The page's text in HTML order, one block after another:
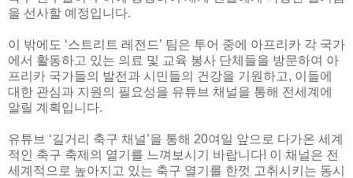
을 선사할 예정입니다.
이 밖에도 ‘스트리트 레전드’ 팀은 투어 중에 아프리카 각 국가
에서 활동하고 있는 의료 및 교육 봉사 단체들을 방문하여 아
프리카 국가들의 발전과 시민들의 건강을 기원하고, 이들에
대한 관심과 지원의 필요성을 유튜브 채널을 통해 전세계에
알릴 계획입니다.
유튜브 ‘길거리 축구 채널’을 통해 20여일 앞으로 다가온 세계
적인 축구 축제의 열기를 느껴보시기 바랍니다! 이 채널은 전
세계적으로 높아지고 있는 축구 열기를 한껏 고취시키는 동시